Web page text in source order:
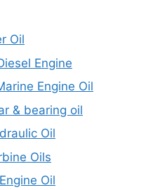
Oil
Engine
Engine Oil
& bearing oil
Oil
Oils
Oil